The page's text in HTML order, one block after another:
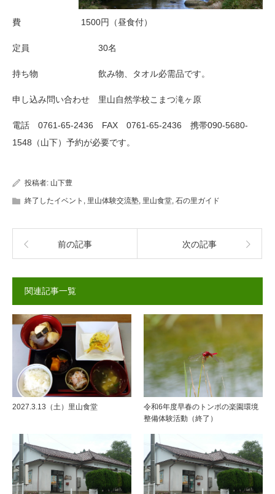
費 1500円（昼食付）
定員 30名
持ち物 飲み物、タオル必需品です。
申し込み問い合わせ 里山自然学校こまつ滝ヶ原
電話 0761-65-2436 FAX 0761-65-2436 携帯090-5680-
1548（山下）予約が必要です。
投稿者: 山下豊
終了したイベント , 里山体験交流塾, 里山食堂, 石の里ガイド
前の記事 次の記事
関連記事一覧
2027.3.13（土）里山食堂
令和6年度早春のトンボの楽園環境
整備体験活動（終了）